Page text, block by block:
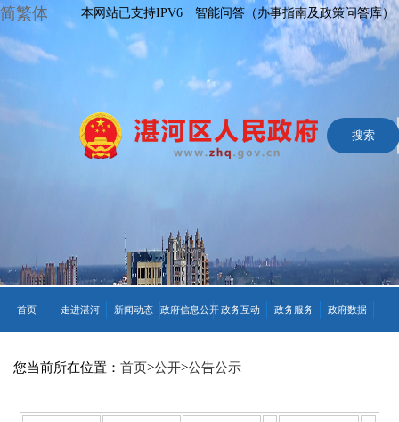
简繁体 本网站已支持IPV6 智能问答（办事指南及政策问答库）
首页 走进湛河 新闻动态 政府信息公开政务互动 政务服务 政府数据
您当前所在位置： 首页>公开>公告公示